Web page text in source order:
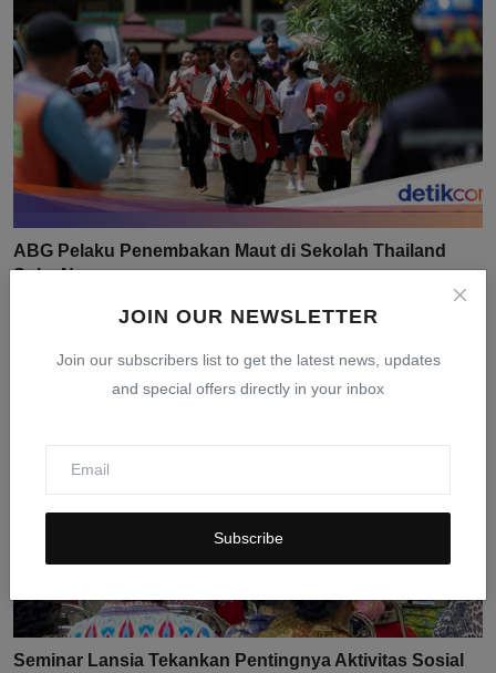
JOIN OUR NEWSLETTER
Join our subscribers list to get the latest news, updates
and special offers directly in your inbox
Subscribe
ABG Pelaku Penembakan Maut di Sekolah Thailand
Suka Non...
Seminar Lansia Tekankan Pentingnya Aktivitas Sosial